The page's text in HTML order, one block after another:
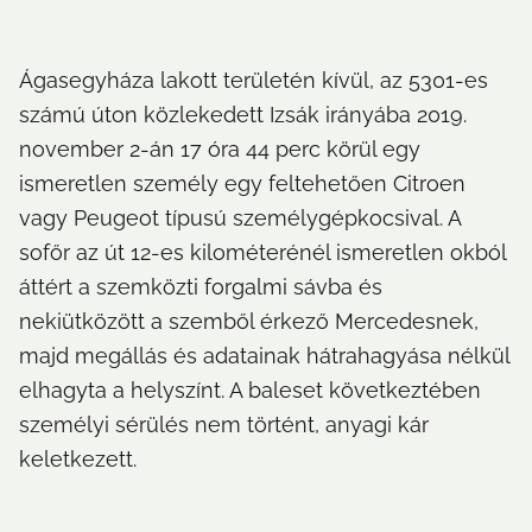
Ágasegyháza lakott területén kívül, az 5301-es
számú úton közlekedett Izsák irányába 2019.
november 2-án 17 óra 44 perc körül egy
ismeretlen személy egy feltehetően Citroen
vagy Peugeot típusú személygépkocsival. A
sofőr az út 12-es kilométerénél ismeretlen okból
áttért a szemközti forgalmi sávba és
nekiütközött a szemből érkező Mercedesnek,
majd megállás és adatainak hátrahagyása nélkül
elhagyta a helyszínt. A baleset következtében
személyi sérülés nem történt, anyagi kár
keletkezett.